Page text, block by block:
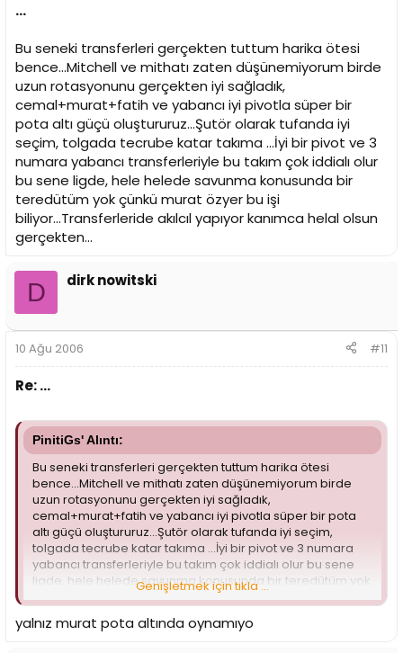
...
Bu seneki transferleri gerçekten tuttum harika ötesi
bence...Mitchell ve mithatı zaten düşünemiyorum birde
uzun rotasyonunu gerçekten iyi sağladık,
cemal+murat+fatih ve yabancı iyi pivotla süper bir
pota altı güçü oluştururuz...Şutör olarak tufanda iyi
seçim, tolgada tecrube katar takıma ...İyi bir pivot ve 3
numara yabancı transferleriyle bu takım çok iddialı olur
bu sene ligde, hele helede savunma konusunda bir
teredütüm yok çünkü murat özyer bu işi
biliyor...Transferleride akılcıl yapıyor kanımca helal olsun
gerçekten...
D dirk nowitski
10 Ağu 2006 #11
Re: ...
PinitiGs' Alıntı:
Bu seneki transferleri gerçekten tuttum harika ötesi
bence...Mitchell ve mithatı zaten düşünemiyorum birde
uzun rotasyonunu gerçekten iyi sağladık,
cemal+murat+fatih ve yabancı iyi pivotla süper bir pota
altı güçü oluştururuz...Şutör olarak tufanda iyi seçim,
tolgada tecrube katar takıma ...İyi bir pivot ve 3 numara
yabancı transferleriyle bu takım çok iddialı olur bu sene
ligde, hele helede savunma konusunda bir teredütüm yok
çünkü murat özyer bu işi biliyor...Transferleride akılcıl
Genişletmek için tıkla ...
yalnız murat pota altında oynamıyo